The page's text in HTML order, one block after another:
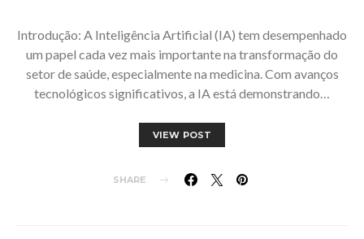
Introdução: A Inteligência Artificial (IA) tem desempenhado
um papel cada vez mais importante na transformação do
setor de saúde, especialmente na medicina. Com avanços
tecnológicos significativos, a IA está demonstrando…
VIEW POST
SHARE